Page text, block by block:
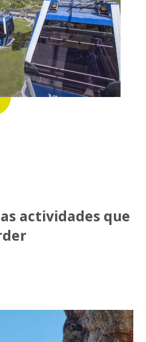
actividades que